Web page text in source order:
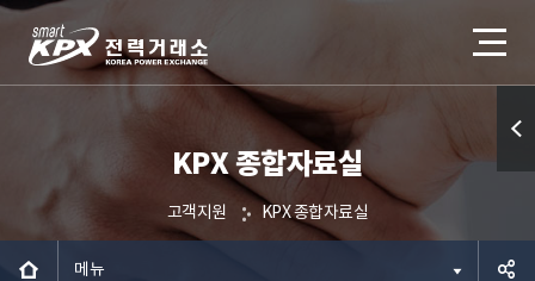
KPX 종합자료실
고객지원 KPX 종합자료실
메뉴